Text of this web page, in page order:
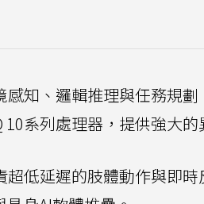
感知、邏輯推理與任務規
系列處理器，提供強大
低延遲的肢體動作與即